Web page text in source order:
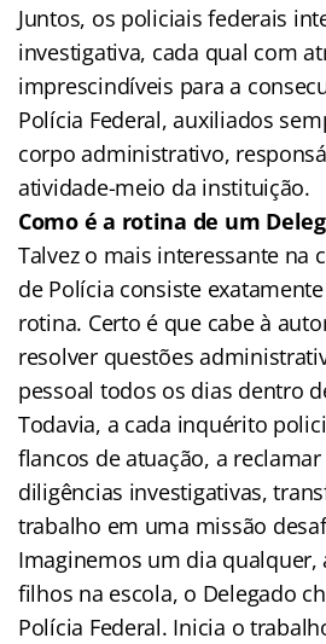
Juntos, os policiais federais
investigativa, cada qual com
imprescindíveis para a
Polícia Federal, auxiliados
corpo administrativo,
atividade-meio da instituição.
Como é a rotina de um
Talvez o mais interessante na
de Polícia consiste
rotina. Certo é que cabe à
resolver questões
pessoal todos os dias dentro
Todavia, a cada inquérito
flancos de atuação, a
diligências investigativas,
trabalho em uma missão
Imaginemos um dia qualquer,
filhos na escola, o Delegado
Polícia Federal. Inicia o